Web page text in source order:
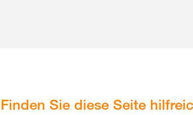
Finden Sie diese Seite